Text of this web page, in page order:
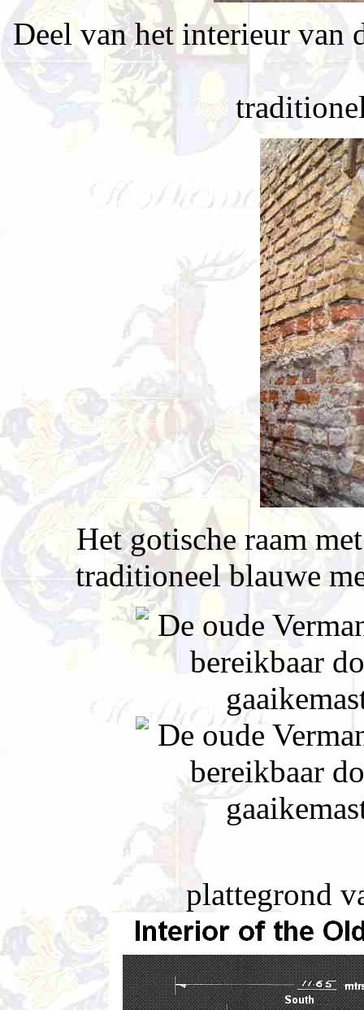
Deel van het interieur van
Het gotische raam
traditioneel blauwe
plattegrond